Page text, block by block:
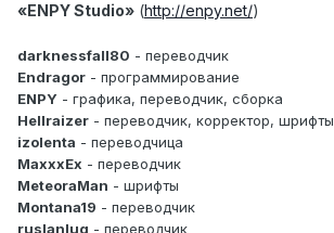
«ENPY Studio» (http://enpy.net/)
darknessfall80 - переводчик
Endragor - программирование
ENPY - графика, переводчик, сборка
Hellraizer - переводчик, корректор, шрифты
izolenta - переводчица
MaxxxEx - переводчик
MeteoraMan - шрифты
Montana19 - переводчик
ruslanlug - переводчик